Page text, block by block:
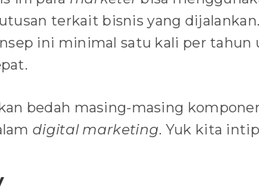
terkait bisnis yang
ini minimal satu kali per tahun
bedah masing-masing
digital marketing. Yuk kita